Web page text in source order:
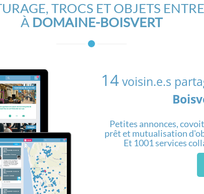
TROCS ET OBJETS
À DOMAINE-BOISVERT
14voisin.e.s
Petites annonces,
prêt et mutualisation
Et 1001 services